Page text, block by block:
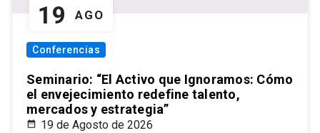
19 AGO
Conferencias
Seminario: “El Activo que Ignoramos: Cómo
el envejecimiento redefine talento,
mercados y estrategia”
19 de Agosto de 2026